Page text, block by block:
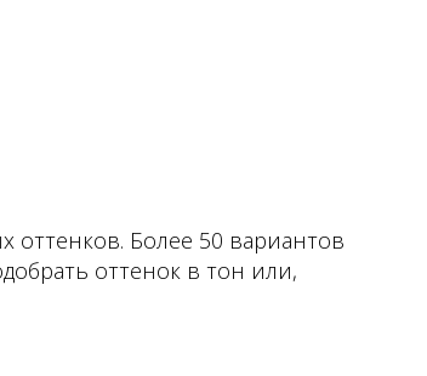
оттенков. Более 50 вариантов
оттенок в тон или,